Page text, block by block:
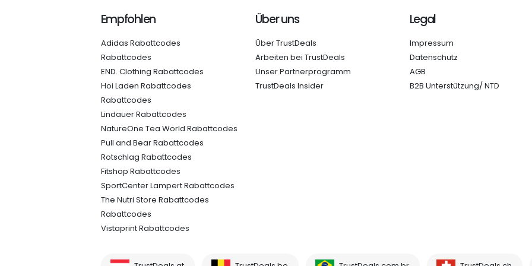
Empfohlen
Adidas Rabattcodes
Rabattcodes
END. Clothing Rabattcodes
Hoi Laden Rabattcodes
Rabattcodes
Lindauer Rabattcodes
NatureOne Tea World Rabattcodes
Pull and Bear Rabattcodes
Rotschlag Rabattcodes
Fitshop Rabattcodes
SportCenter Lampert Rabattcodes
The Nutri Store Rabattcodes
Rabattcodes
Vistaprint Rabattcodes
Über uns
Über TrustDeals
Arbeiten bei TrustDeals
Unser Partnerprogramm
TrustDeals Insider
Legal
Impressum
Datenschutz
AGB
B2B Unterstützung/ NTD